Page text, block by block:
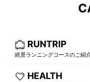
RUNTRIP
絶景ランニングコースのご紹
HEALTH